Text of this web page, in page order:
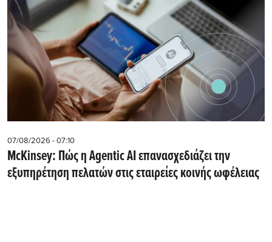
07/08/2026 - 07:10
McKinsey: Πώς η Agentic AI επανασχεδιάζει την
εξυπηρέτηση πελατών στις εταιρείες κοινής ωφέλειας